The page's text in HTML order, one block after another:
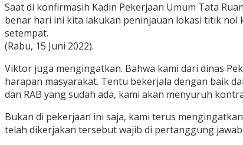
Saat di konfirmasih Kadin Pekerjaan Umum Tata
benar hari ini kita lakukan peninjauan lokasi titik nol
setempat.
(Rabu, 15 Juni 2022).
Viktor juga mengingatkan. Bahwa kami dari dinas
harapan masyarakat. Tentu bekerjala dengan baik
dan RAB yang sudah ada, kami akan menyuruh
Bukan di pekerjaan ini saja, kami terus
telah dikerjakan tersebut wajib di pertanggung